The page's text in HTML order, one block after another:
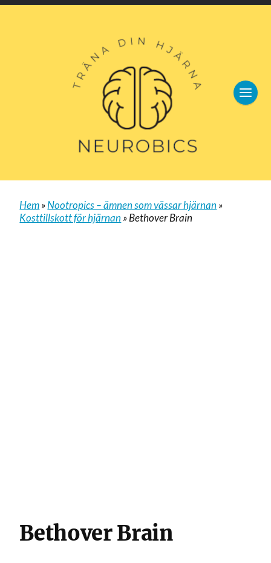
Hem»Nootropics – ämnen som vässar hjärnan»
Kosttillskott för hjärnan»Bethover Brain
Bethover Brain